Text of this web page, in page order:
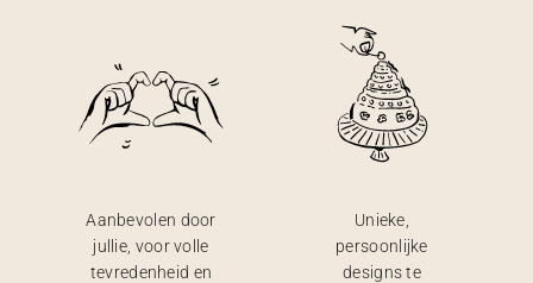
Aanbevolen door
jullie, voor volle
tevredenheid en
Unieke,
persoonlijke
designs te